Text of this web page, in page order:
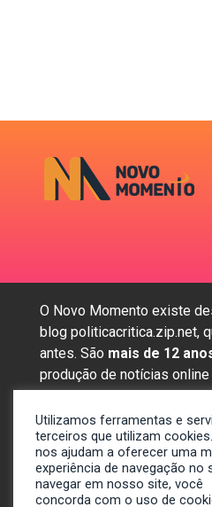
O Novo Momento existe
blog politicacritica.zip.net,
antes. São mais de 12
produção de notícias
assuntos mais importantes
Sobre nós
Anunciar
Contato
Utilizamos ferramentas e
terceiros que utilizam
nos ajudam a oferecer uma
experiência de navegação no
navegar em nosso site, você
concorda com o uso de